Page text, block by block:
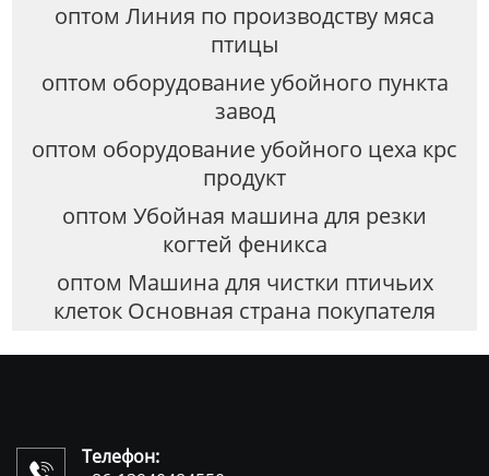
оптом Линия по производству мяса
птицы
оптом оборудование убойного пункта
завод
оптом оборудование убойного цеха крс
продукт
оптом Убойная машина для резки
когтей феникса
оптом Машина для чистки птичьих
клеток Основная страна покупателя
Телефон: